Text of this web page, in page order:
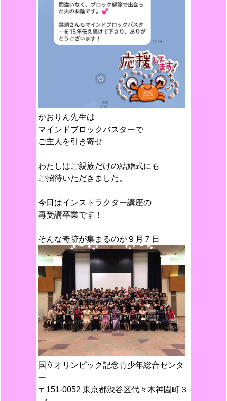
かおりん先生は
マインドブロックバスターで
ご主人を引き寄せ
わたしはご親族だけの結婚式にも
ご招待いただきました。
今日はインストラクター講座の
再受講卒業です！
そんな奇跡が集まるのが９月７日
国立オリンピック記念青少年総合センタ
ー
〒151-0052 東京都渋谷区代々木神園町３